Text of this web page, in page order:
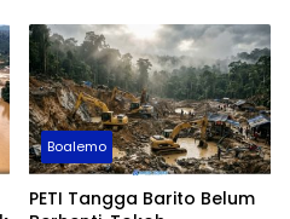
Boalemo
PETI Tangga Barito Belum